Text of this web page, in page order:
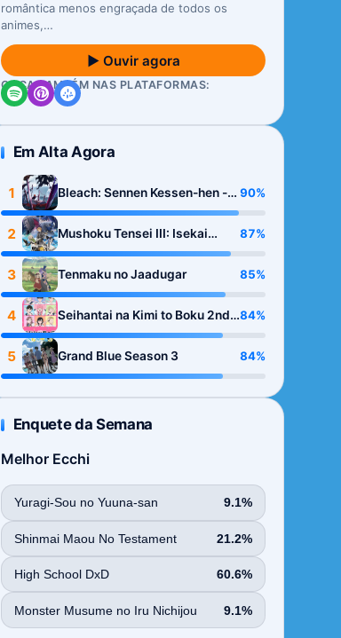
romântica menos engraçada de todos os
animes,…
▶ Ouvir agora
OUÇA TAMBÉM NAS PLATAFORMAS:
Em Alta Agora
1
Bleach: Sennen Kessen-hen -
Kashin-tan
90%
2
Mushoku Tensei III: Isekai
Ittara Honki Dasu
87%
3 Tenmaku no Jaadugar 85%
4
Seihantai na Kimi to Boku 2nd
Season
84%
5 Grand Blue Season 3 84%
Enquete da Semana
Melhor Ecchi
Yuragi-Sou no Yuuna-san 9.1%
Shinmai Maou No Testament 21.2%
High School DxD 60.6%
Monster Musume no Iru Nichijou 9.1%